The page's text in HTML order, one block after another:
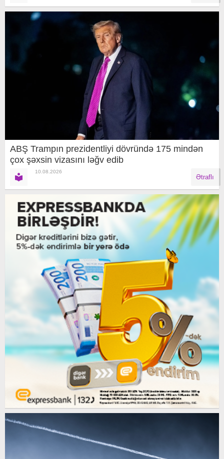
ABŞ Trampın prezidentliyi dövründə 175 mindən
çox şəxsin vizasını ləğv edib
10.08.2026
Ətraflı